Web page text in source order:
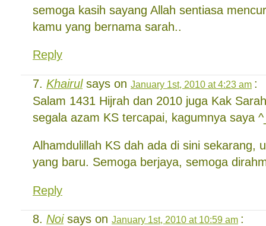
semoga kasih sayang Allah sentiasa
kamu yang bernama sarah..
Reply
Khairulsays on January 1st, 2010 at 4:23 am :
Salam 1431 Hijrah dan 2010 juga Kak
segala azam KS tercapai, kagumnya saya
Alhamdulillah KS dah ada di sini sekarang,
yang baru. Semoga berjaya, semoga
Reply
Noisays on January 1st, 2010 at 10:59 am :